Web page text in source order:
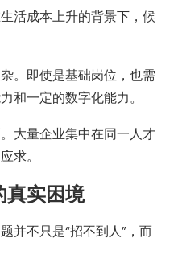
活成本上升的背景下，候
。即使是基础岗位，也需
和一定的数字化能力。
大量企业集中在同一人才
求。
真实困境
并不只是“招不到人”，而